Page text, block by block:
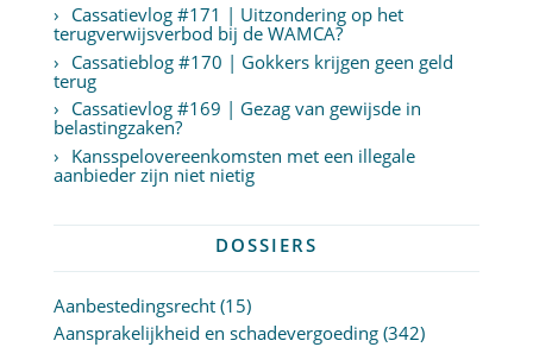
Cassatievlog #171 | Uitzondering op het
terugverwijsverbod bij de WAMCA?
Cassatieblog #170 | Gokkers krijgen geen geld
terug
Cassatievlog #169 | Gezag van gewijsde in
belastingzaken?
Kansspelovereenkomsten met een illegale
aanbieder zijn niet nietig
DOSSIERS
Aanbestedingsrecht(15)
Aansprakelijkheid en schadevergoeding(342)